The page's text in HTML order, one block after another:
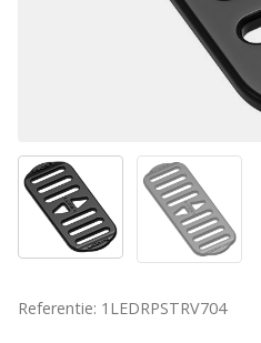
Referentie: 1LEDRPSTRV704